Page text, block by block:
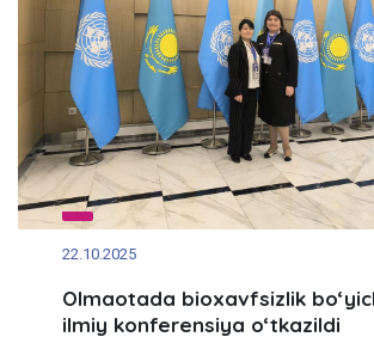
22.10.2025
Olmaotada bioxavfsizlik
ilmiy konferensiya o‘tkazildi